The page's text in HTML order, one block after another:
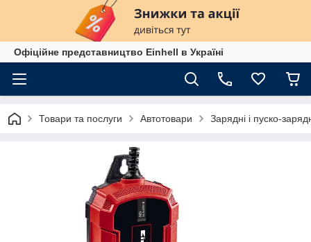
Офіційне представництво Einhell в Україні
Товари та послуги Автотовари Зарядні і пуско-